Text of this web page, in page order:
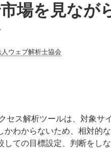
場を見なが
ウェブ解析士協会
セス解析ツールは、対象サ
わからないため、相対的
ての目標設定、判断をし